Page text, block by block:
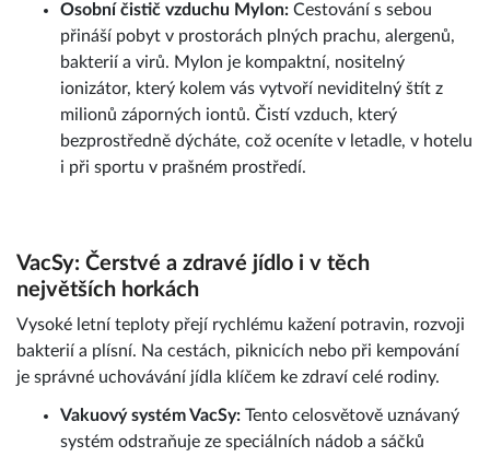
Osobní čistič vzduchu MyIon: Cestování s sebou
přináší pobyt v prostorách plných prachu, alergenů,
bakterií a virů. MyIon je kompaktní, nositelný
ionizátor, který kolem vás vytvoří neviditelný štít z
milionů záporných iontů. Čistí vzduch, který
bezprostředně dýcháte, což oceníte v letadle, v hotelu
i při sportu v prašném prostředí.
VacSy: Čerstvé a zdravé jídlo i v těch
největších horkách
Vysoké letní teploty přejí rychlému kažení potravin, rozvoji
bakterií a plísní. Na cestách, piknicích nebo při kempování
je správné uchovávání jídla klíčem ke zdraví celé rodiny.
Vakuový systém VacSy: Tento celosvětově uznávaný
systém odstraňuje ze speciálních nádob a sáčků